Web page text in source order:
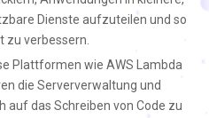
Dienste aufzuteilen und so
zu verbessern.
Plattformen wie AWS Lambda
die Serververwaltung und
auf das Schreiben von Code zu